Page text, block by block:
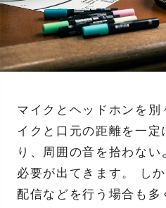
マイクとヘッドホンを別
イクと口元の距離を一定
り、周囲の音を拾わな
必要が出てきます。 し
配信などを行う場合も多